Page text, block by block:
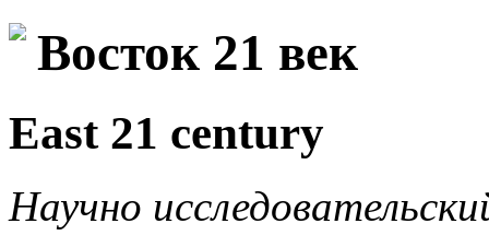
Восток 21 век
East 21 century
Научно